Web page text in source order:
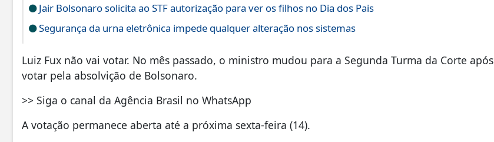
Jair Bolsonaro solicita ao STF autorização para ver os filhos no Dia dos Pais
Segurança da urna eletrônica impede qualquer alteração nos sistemas
Luiz Fux não vai votar. No mês passado, o ministro mudou para a Segunda Turma da Corte após
votar pela absolvição de Bolsonaro.
>> Siga o canal da Agência Brasil no WhatsApp
A votação permanece aberta até a próxima sexta-feira (14).